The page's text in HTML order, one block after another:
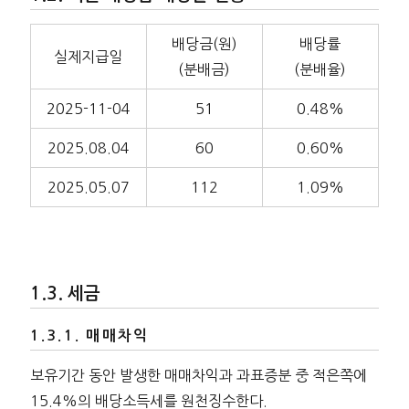
실제지급일
배당금(원)
(분배금)
배당률
(분배율)
2025-11-04 51 0.48%
2025.08.04 60 0.60%
2025.05.07 112 1.09%
세금
매매차익
보유기간 동안 발생한 매매차익과 과표증분 중 적은쪽에
15.4%의 배당소득세를 원천징수한다.